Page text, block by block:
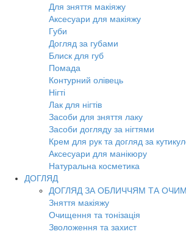
Для зняття макіяжу
Аксесуари для макіяжу
Губи
Догляд за губами
Блиск для губ
Помада
Контурний олівець
Нігті
Лак для нігтів
Засоби для зняття лаку
Засоби догляду за нігтями
Крем для рук та догляд за
Аксесуари для манікюру
Натуральна косметика
ДОГЛЯД
ДОГЛЯД ЗА ОБЛИЧЧЯМ ТА
Зняття макіяжу
Очищення та тонізація
Зволоження та захист